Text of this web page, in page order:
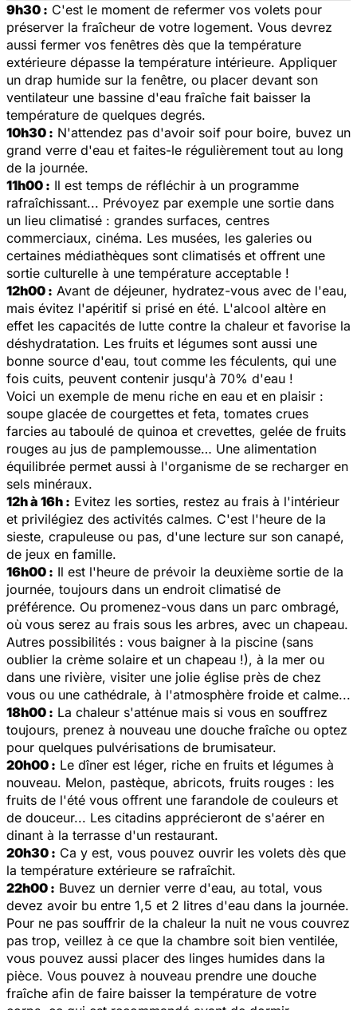
9h30 : C'est le moment de refermer vos volets pour
préserver la fraîcheur de votre logement. Vous devrez
aussi fermer vos fenêtres dès que la température
extérieure dépasse la température intérieure. Appliquer
un drap humide sur la fenêtre, ou placer devant son
ventilateur une bassine d'eau fraîche fait baisser la
température de quelques degrés.
10h30 : N'attendez pas d'avoir soif pour boire, buvez un
grand verre d'eau et faites-le régulièrement tout au long
de la journée.
11h00 : Il est temps de réfléchir à un programme
rafraîchissant... Prévoyez par exemple une sortie dans
un lieu climatisé : grandes surfaces, centres
commerciaux, cinéma. Les musées, les galeries ou
certaines médiathèques sont climatisés et offrent une
sortie culturelle à une température acceptable !
12h00 : Avant de déjeuner, hydratez-vous avec de l'eau,
mais évitez l'apéritif si prisé en été. L'alcool altère en
effet les capacités de lutte contre la chaleur et favorise la
déshydratation. Les fruits et légumes sont aussi une
bonne source d'eau, tout comme les féculents, qui une
fois cuits, peuvent contenir jusqu'à 70% d'eau !
Voici un exemple de menu riche en eau et en plaisir :
soupe glacée de courgettes et feta, tomates crues
farcies au taboulé de quinoa et crevettes, gelée de fruits
rouges au jus de pamplemousse… Une alimentation
équilibrée permet aussi à l'organisme de se recharger en
sels minéraux.
12h à 16h : Evitez les sorties, restez au frais à l'intérieur
et privilégiez des activités calmes. C'est l'heure de la
sieste, crapuleuse ou pas, d'une lecture sur son canapé,
de jeux en famille.
16h00 : Il est l'heure de prévoir la deuxième sortie de la
journée, toujours dans un endroit climatisé de
préférence. Ou promenez-vous dans un parc ombragé,
où vous serez au frais sous les arbres, avec un chapeau.
Autres possibilités : vous baigner à la piscine (sans
oublier la crème solaire et un chapeau !), à la mer ou
dans une rivière, visiter une jolie église près de chez
vous ou une cathédrale, à l'atmosphère froide et calme...
18h00 : La chaleur s'atténue mais si vous en souffrez
toujours, prenez à nouveau une douche fraîche ou optez
pour quelques pulvérisations de brumisateur.
20h00 : Le dîner est léger, riche en fruits et légumes à
nouveau. Melon, pastèque, abricots, fruits rouges : les
fruits de l'été vous offrent une farandole de couleurs et
de douceur... Les citadins apprécieront de s'aérer en
dinant à la terrasse d'un restaurant.
20h30 : Ca y est, vous pouvez ouvrir les volets dès que
la température extérieure se rafraîchit.
22h00 : Buvez un dernier verre d'eau, au total, vous
devez avoir bu entre 1,5 et 2 litres d'eau dans la journée.
Pour ne pas souffrir de la chaleur la nuit ne vous couvrez
pas trop, veillez à ce que la chambre soit bien ventilée,
vous pouvez aussi placer des linges humides dans la
pièce. Vous pouvez à nouveau prendre une douche
fraîche afin de faire baisser la température de votre